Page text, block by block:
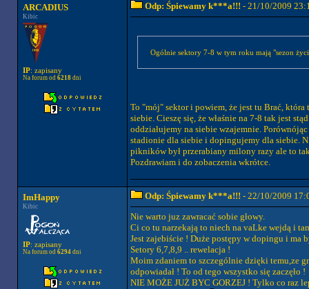
ARCADIUS
Kibic
IP: zapisany
Na forum od 6218dni
Odp: Śpiewamy k***a!!! - 21/10/2009
Ogólnie sektory 7-8 w tym roku mają "sezon
To "mój" sektor i powiem, że jest tu Brać, która
siebie. Cieszę się, że właśnie na 7-8 tak jest
oddziałujemy na siebie wzajemnie.
stadionie dla siebie i dopingujemy dla siebie.
pikników był przerabiany milony razy ale to
Pozdrawiam i do zobaczenia wkrótce.
ImHappy
Kibic
IP: zapisany
Na forum od 6294dni
Odp: Śpiewamy k***a!!! - 22/10/2009
Nie warto juz zawracać sobie głowy.
Ci co tu narzekają to niech na vaLke wejdą i
Jest zajebiście ! Duże postępy w dopingu i ma
Setory 6,7,8,9 .. rewelacja !
Moim zdaniem to szczególnie dzięki temu,ze
odpowiadał ! To od tego wszystko się zaczęło !
NIE MOŻE JUŻ BYC GORZEJ ! Tylko co raz